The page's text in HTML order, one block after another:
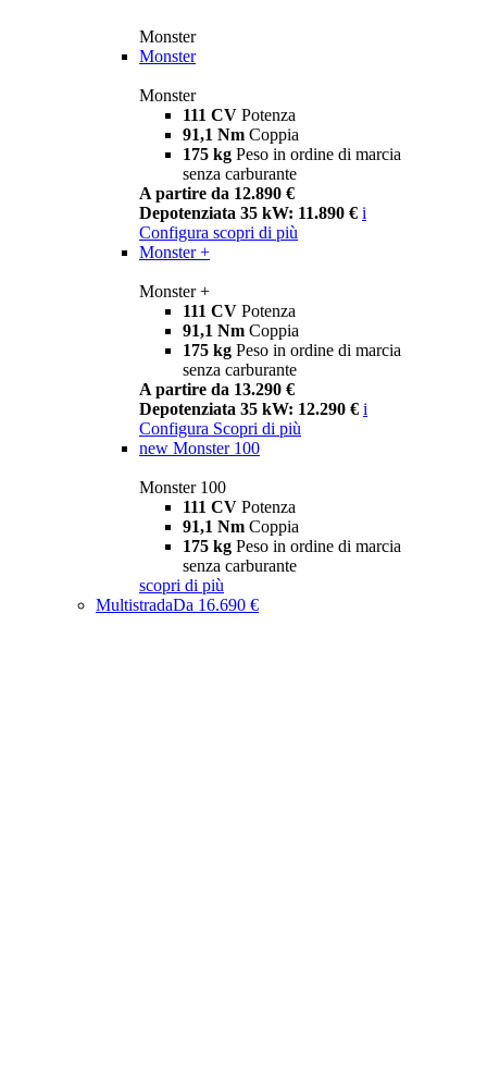
Monster
Monster
Monster
111 CV Potenza
91,1 Nm Coppia
175 kg Peso in ordine di marcia
senza carburante
A partire da 12.890 €
Depotenziata 35 kW: 11.890 € i
Configura scopri di più
Monster +
Monster +
111 CV Potenza
91,1 Nm Coppia
175 kg Peso in ordine di marcia
senza carburante
A partire da 13.290 €
Depotenziata 35 kW: 12.290 € i
Configura Scopri di più
new Monster 100
Monster 100
111 CV Potenza
91,1 Nm Coppia
175 kg Peso in ordine di marcia
senza carburante
scopri di più
MultistradaDa 16.690 €